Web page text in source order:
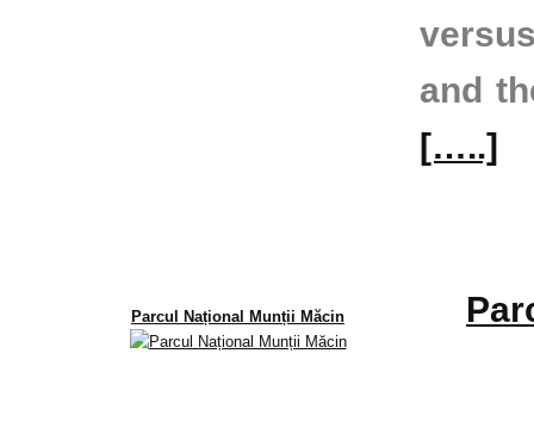
and
[…..]
Parcul Național Munții Măcin